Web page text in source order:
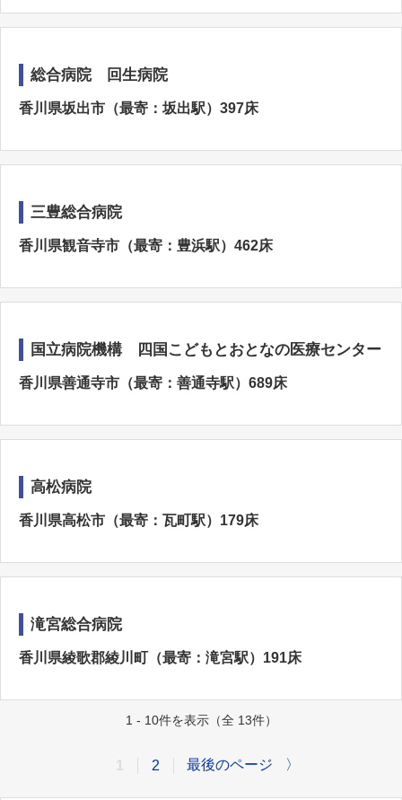
総合病院 回生病院
香川県坂出市（最寄：坂出駅）397床
三豊総合病院
香川県観音寺市（最寄：豊浜駅）462床
国立病院機構 四国こどもとおとなの医療センター
香川県善通寺市（最寄：善通寺駅）689床
高松病院
香川県高松市（最寄：瓦町駅）179床
滝宮総合病院
香川県綾歌郡綾川町（最寄：滝宮駅）191床
1 - 10件を表示（全 13件）
2 最後のページ 〉